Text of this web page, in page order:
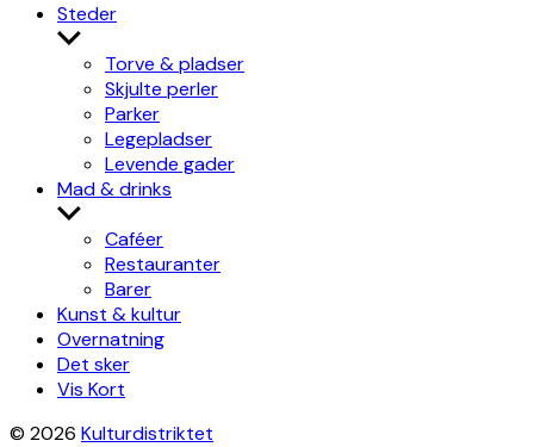
Steder
Show
sub
menu
Torve & pladser
Skjulte perler
Parker
Legepladser
Levende gader
Mad & drinks
Show
sub
menu
Caféer
Restauranter
Barer
Kunst & kultur
Overnatning
Det sker
Vis Kort
© 2026 Kulturdistriktet